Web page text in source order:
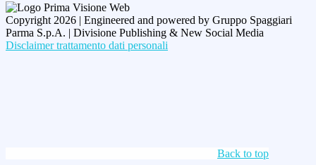
Copyright 2026 | Engineered and powered by Gruppo Spaggiari
Parma S.p.A. | Divisione Publishing & New Social Media
Disclaimer trattamento dati personali
Back to top